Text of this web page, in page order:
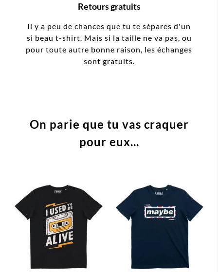
Retours gratuits
Il y a peu de chances que tu te sépares d'un
si beau t-shirt. Mais si la taille ne va pas, ou
pour toute autre bonne raison, les échanges
sont gratuits.
On parie que tu vas craquer
pour eux...